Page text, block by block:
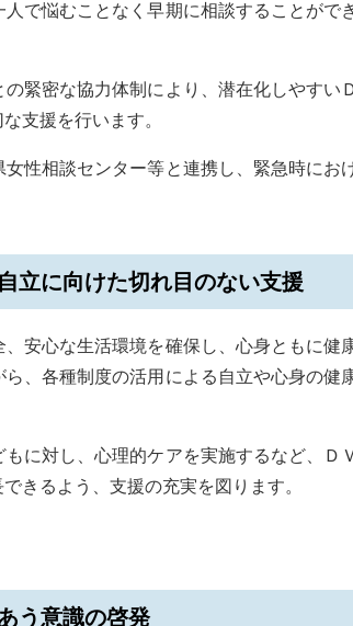
で悩むことなく早期に相談することがで
緊密な協力体制により、潜在化しやすい
支援を行います。
性相談センター等と連携し、緊急時にお
立に向けた切れ目のない支援
安心な生活環境を確保し、心身ともに健
、各種制度の活用による自立や心身の健
に対し、心理的ケアを実施するなど、Ｄ
きるよう、支援の充実を図ります。
う意識の啓発